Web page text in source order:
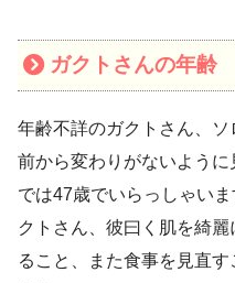
ガクトさんの年齢
年齢不詳のガクトさん、
前から変わりがないよう
では47歳でいらっしゃい
クトさん、彼曰く肌を綺
ること、また食事を見直